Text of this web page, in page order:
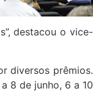
destacou o vice-
diversos prêmios.
8 de junho, 6 a 10